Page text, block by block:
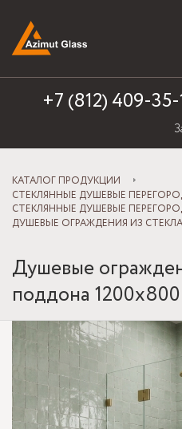
+7 (812) 409-35-
КАТАЛОГ ПРОДУКЦИИ
СТЕКЛЯННЫЕ ДУШЕВЫЕ
СТЕКЛЯННЫЕ ДУШЕВЫЕ
ДУШЕВЫЕ ОГРАЖДЕНИЯ ИЗ
Душевые
поддона